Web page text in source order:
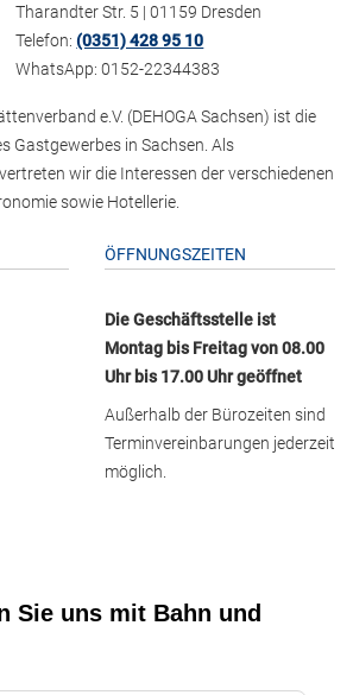
Tharandter Str. 5 | 01159 Dresden
Telefon:(0351) 428 95 10
WhatsApp: 0152-22344383
e.V. (DEHOGA Sachsen) ist die
Gastgewerbes in Sachsen. Als
wir die Interessen der verschiedenen
sowie Hotellerie.
ÖFFNUNGSZEITEN
Die Geschäftsstelle ist
Montag bis Freitag von 08.00
Uhr bis 17.00 Uhr geöffnet
Außerhalb der Bürozeiten sind
Terminvereinbarungen jederzeit
möglich.